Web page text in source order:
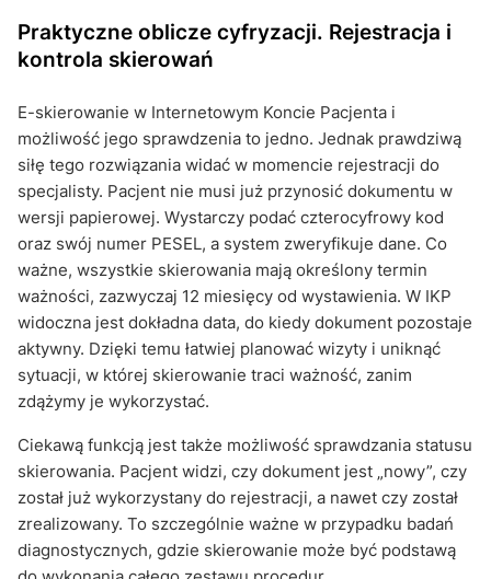
Praktyczne oblicze cyfryzacji. Rejestracja i
kontrola skierowań
E-skierowanie w Internetowym Koncie Pacjenta i
możliwość jego sprawdzenia to jedno. Jednak prawdziwą
siłę tego rozwiązania widać w momencie rejestracji do
specjalisty. Pacjent nie musi już przynosić dokumentu w
wersji papierowej. Wystarczy podać czterocyfrowy kod
oraz swój numer PESEL, a system zweryfikuje dane. Co
ważne, wszystkie skierowania mają określony termin
ważności, zazwyczaj 12 miesięcy od wystawienia. W IKP
widoczna jest dokładna data, do kiedy dokument pozostaje
aktywny. Dzięki temu łatwiej planować wizyty i uniknąć
sytuacji, w której skierowanie traci ważność, zanim
zdążymy je wykorzystać.
Ciekawą funkcją jest także możliwość sprawdzania statusu
skierowania. Pacjent widzi, czy dokument jest „nowy”, czy
został już wykorzystany do rejestracji, a nawet czy został
zrealizowany. To szczególnie ważne w przypadku badań
diagnostycznych, gdzie skierowanie może być podstawą